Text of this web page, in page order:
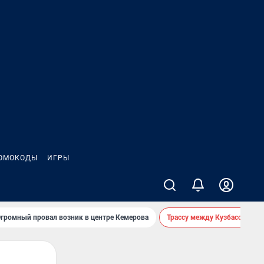
ИГРЫ
провал возник в центре Кемерова Трассу между Кузбассом и